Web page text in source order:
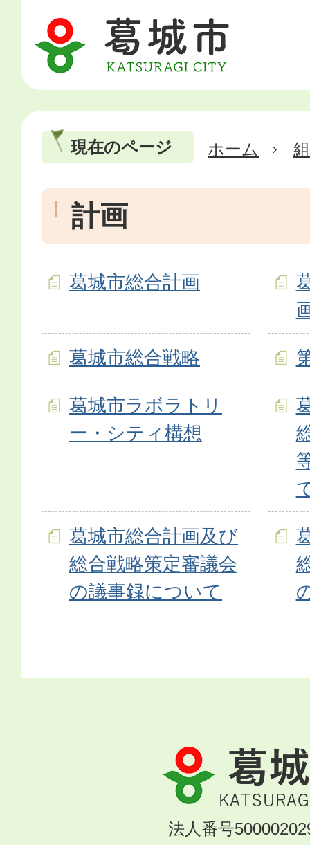
現在のページ ホーム
計画
葛城市総合計画
葛城市総合戦略
葛城市ラボラトリ
ー・シティ構想
葛城市総合計画及び
総合戦略策定審議会
の議事録について
葛
城
市
KATSURAGI
法人番号